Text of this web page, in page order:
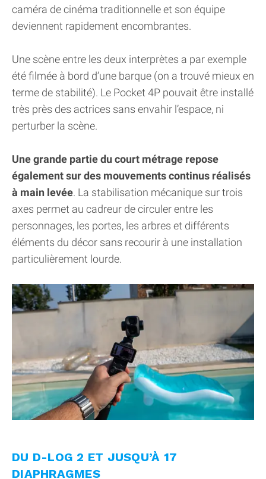
caméra de cinéma traditionnelle et son équipe
deviennent rapidement encombrantes.
Une scène entre les deux interprètes a par exemple
été filmée à bord d’une barque (on a trouvé mieux en
terme de stabilité). Le Pocket 4P pouvait être installé
très près des actrices sans envahir l’espace, ni
perturber la scène.
Une grande partie du court métrage repose
également sur des mouvements continus réalisés
à main levée. La stabilisation mécanique sur trois
axes permet au cadreur de circuler entre les
personnages, les portes, les arbres et différents
éléments du décor sans recourir à une installation
particulièrement lourde.
DU D-LOG 2 ET JUSQU’À 17
DIAPHRAGMES